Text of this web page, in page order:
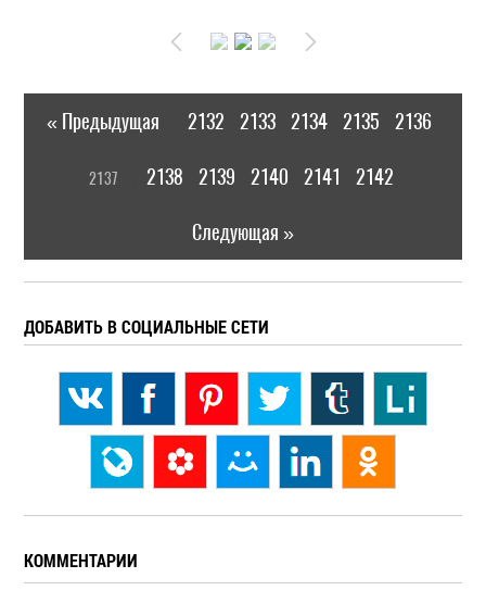
« Предыдущая 2132 2133 2134 2135 2136
2137 2138 2139 2140 2141 2142
Следующая »
ДОБАВИТЬ В СОЦИАЛЬНЫЕ СЕТИ
КОММЕНТАРИИ